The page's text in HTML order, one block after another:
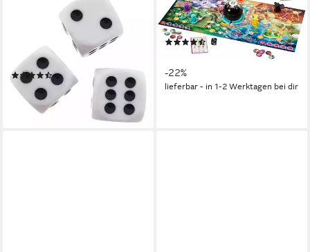
Spiel Würfel Set 3 Stück
Weiß Großpunkte - Extra
Lesbar, Würfel, extragroße
Punkte
(2)
9,49 €
(3,16 €/ 1 Stk)
lieferbar - in 3-4 Werktagen bei dir
Spiel Magic 8 Ball - Magische
Begegnungen, Familienspiel
(25)
ab 24,98 € 31,99 €
-22%
lieferbar - in 1-2 Werktagen bei dir